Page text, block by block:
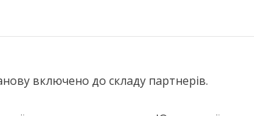
включено до складу партнерів.